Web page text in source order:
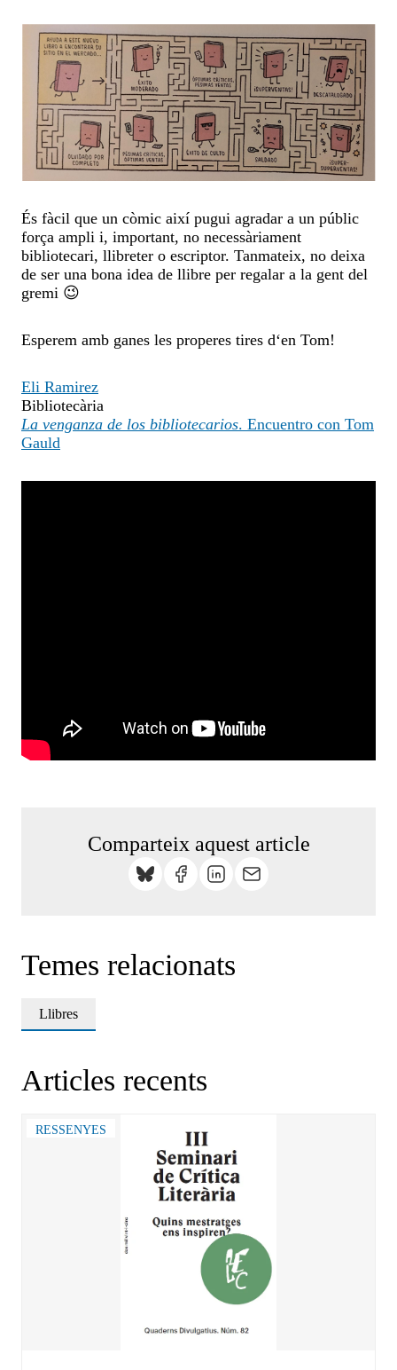
És fàcil que un còmic així pugui agradar a un públic
força ampli i, important, no necessàriament
bibliotecari, llibreter o escriptor. Tanmateix, no deixa
de ser una bona idea de llibre per regalar a la gent del
gremi 😉
Esperem amb ganes les properes tires d‘en Tom!
Eli Ramirez
Bibliotecària
La venganza de los bibliotecarios. Encuentro con Tom
Gauld
Comparteix aquest article
Temes relacionats
Llibres
Articles recents
RESSENYES